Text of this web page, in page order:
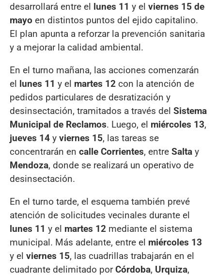
desarrollará entre el lunes 11 y el viernes 15 de
mayo en distintos puntos del ejido capitalino.
El plan apunta a reforzar la prevención sanitaria
y a mejorar la calidad ambiental.
En el turno mañana, las acciones comenzarán
el lunes 11 y el martes 12 con la atención de
pedidos particulares de desratización y
desinsectación, tramitados a través del Sistema
Municipal de Reclamos. Luego, el miércoles 13,
jueves 14 y viernes 15, las tareas se
concentrarán en calle Corrientes, entre Salta y
Mendoza, donde se realizará un operativo de
desinsectación.
En el turno tarde, el esquema también prevé
atención de solicitudes vecinales durante el
lunes 11 y el martes 12 mediante el sistema
municipal. Más adelante, entre el miércoles 13
y el viernes 15, las cuadrillas trabajarán en el
cuadrante delimitado porCórdoba, Urquiza,